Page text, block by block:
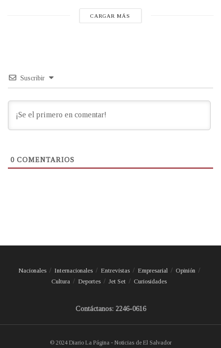
CARGAR MÁS
Suscribir
0 COMENTARIOS
Nacionales Internacionales Entrevistas Empresarial
Opinión
Cultura
Deportes Jet Set Curiosidades
Contáctanos: 2246-0616
© 2024 Diario La Página - Noticias de El Salvador